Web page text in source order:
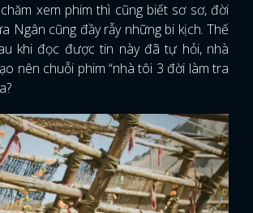
xem phim thì cũng biết sơ sơ, đời
Ngân cũng đầy rẫy những bi kịch. Thế
khi đọc được tin này đã tự hỏi, nhà
nên chuỗi phim “nhà tôi 3 đời làm tra